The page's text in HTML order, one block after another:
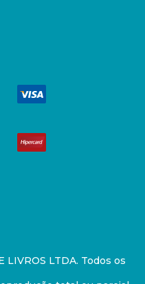
LIVROS LTDA. Todos os